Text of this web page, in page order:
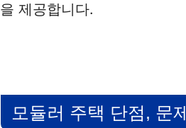
을 제공합니다.
모듈러 주택 단점, 문